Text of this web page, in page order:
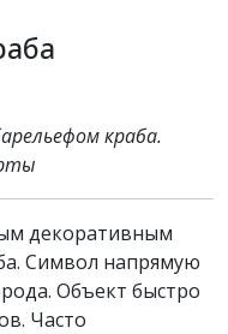
краба.
декоративным
Символ напрямую
Объект быстро
Часто